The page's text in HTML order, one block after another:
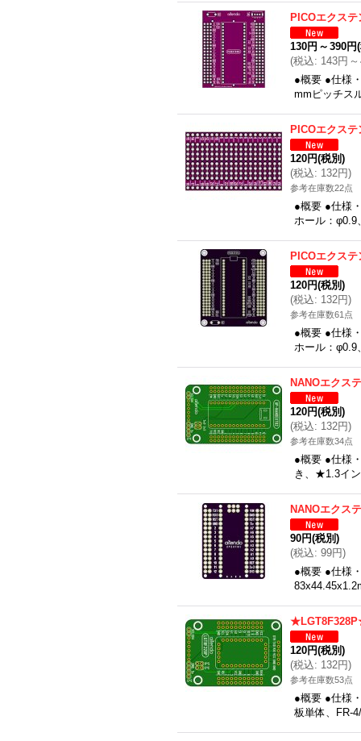
PICOエクス
130円 ～ 390円
(税込: 143円 ～
●概要 ●仕様
mmピッチス
PICOエクス
120円(税別)
(税込: 132円)
参考在庫数22点
●概要 ●仕様
ホール：φ0.9
PICOエクス
120円(税別)
(税込: 132円)
参考在庫数61点
●概要 ●仕様
ホール：φ0.9
NANOエクス
120円(税別)
(税込: 132円)
参考在庫数34点
●概要 ●仕様
き、★1.3イ
NANOエクス
90円(税別)
(税込: 99円)
●概要 ●仕様
120円(税別)
(税込: 132円)
参考在庫数53点
●概要 ●仕様
板単体、FR-